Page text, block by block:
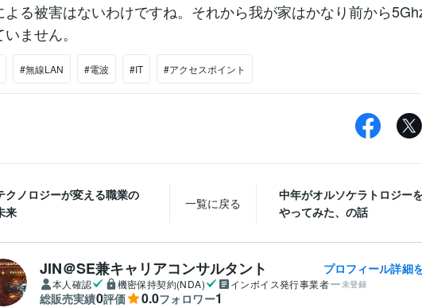
よる被害はないわけですね。それから我が家はかなり前から
ません。
#無線LAN #電波 #IT #アクセスポイント
クノロジーが変える職業の
来
一覧に戻る
中年がオルソケラトロジー
やってみた、の話
JIN＠SE兼キャリアコンサルタント プロフィール詳細
本人確認 機密保持契約(NDA) インボイス発行事業者 未登録
総販売実績0評価 0.0フォロワー1